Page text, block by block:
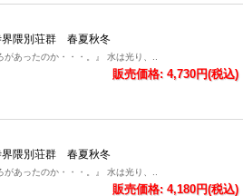
隈別荘群 春夏秋冬
があったのか・・・。』 水は光り、..
販売価格: 4,730円(税込)
隈別荘群 春夏秋冬
があったのか・・・。』 水は光り、..
販売価格: 4,180円(税込)